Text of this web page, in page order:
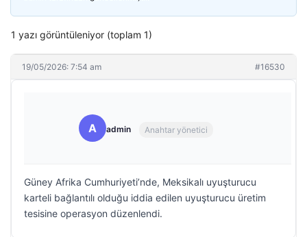
1 yazı görüntüleniyor (toplam 1)
19/05/2026: 7:54 am #16530
A admin Anahtar yönetici
Güney Afrika Cumhuriyeti’nde, Meksikalı uyuşturucu
karteli bağlantılı olduğu iddia edilen uyuşturucu üretim
tesisine operasyon düzenlendi.